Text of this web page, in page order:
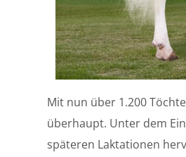
Mit nun über 1.200
überhaupt. Unter dem
späteren Laktationen